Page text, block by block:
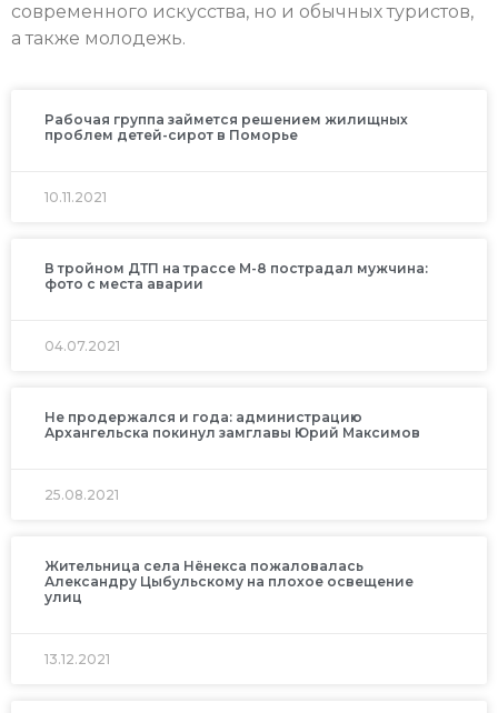
современного искусства, но и обычных туристов,
а также молодежь.
Рабочая группа займется решением жилищных
проблем детей-сирот в Поморье
10.11.2021
В тройном ДТП на трассе М-8 пострадал мужчина:
фото с места аварии
04.07.2021
Не продержался и года: администрацию
Архангельска покинул замглавы Юрий Максимов
25.08.2021
Жительница села Нёнекса пожаловалась
Александру Цыбульскому на плохое освещение
улиц
13.12.2021